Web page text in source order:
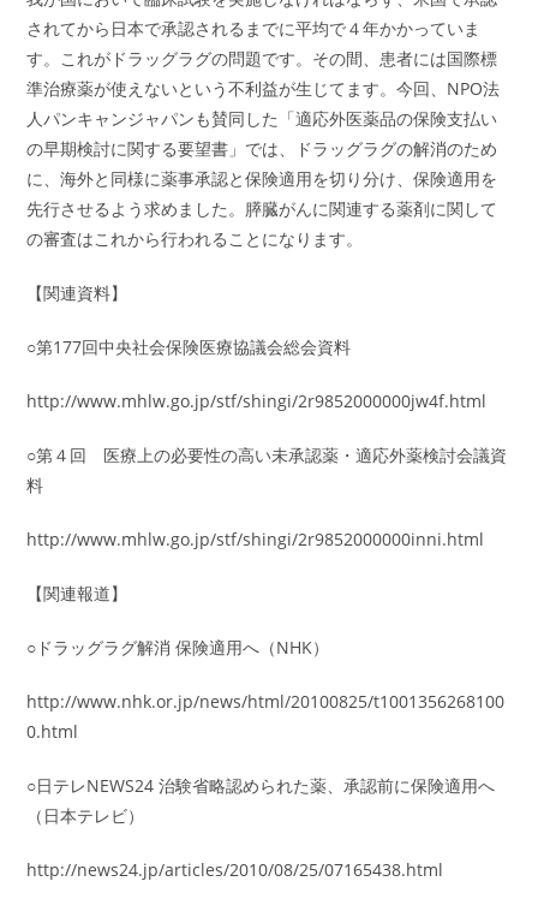
されてから日本で承認されるまでに平均で４年かかっていま
す。これがドラッグラグの問題です。その間、患者には国際標
準治療薬が使えないという不利益が生じてます。今回、NPO法
人パンキャンジャパンも賛同した「適応外医薬品の保険支払い
の早期検討に関する要望書」では、ドラッグラグの解消のため
に、海外と同様に薬事承認と保険適用を切り分け、保険適用を
先行させるよう求めました。膵臓がんに関連する薬剤に関して
の審査はこれから行われることになります。
【関連資料】
○第177回中央社会保険医療協議会総会資料
http://www.mhlw.go.jp/stf/shingi/2r9852000000jw4f.html
○第４回 医療上の必要性の高い未承認薬・適応外薬検討会議資
料
http://www.mhlw.go.jp/stf/shingi/2r9852000000inni.html
【関連報道】
○ドラッグラグ解消 保険適用へ（NHK）
http://www.nhk.or.jp/news/html/20100825/t1001356268100
0.html
○日テレNEWS24 治験省略認められた薬、承認前に保険適用へ
（日本テレビ）
http://news24.jp/articles/2010/08/25/07165438.html